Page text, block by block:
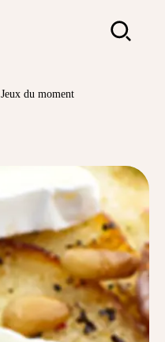
Rechercher
Jeux du moment